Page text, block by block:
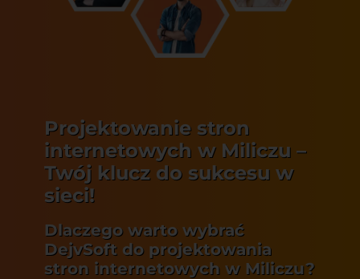
Projektowanie stron
internetowych w Miliczu –
Twój klucz do sukcesu w
sieci!
Dlaczego warto wybrać
DejvSoft do projektowania
stron internetowych w Miliczu?